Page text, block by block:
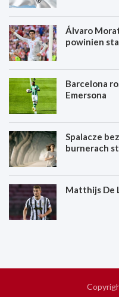
Álvaro
powinien
Barcelona
Emersona
Spalacze
burnerach
Matthijs De
S
K